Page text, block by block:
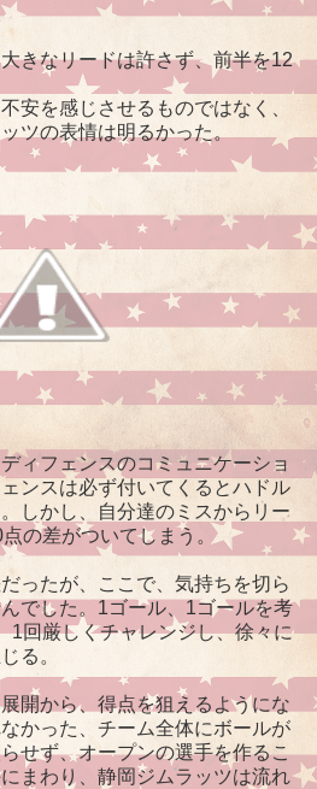
きなリードは許さず、前半を12
安を感じさせるものではなく、
ツの表情は明るかった。
ィフェンスのコミュニケーショ
ンスは必ず付いてくるとハドル
しかし、自分達のミスからリー
の差がついてしまう。
ったが、ここで、気持ちを切ら
でした。1ゴール、1ゴールを考
1回厳しくチャレンジし、徐々に
る。
開から、得点を狙えるようにな
かった、チーム全体にボールが
せず、オープンの選手を作るこ
まわり、静岡ジムラッツは流れ